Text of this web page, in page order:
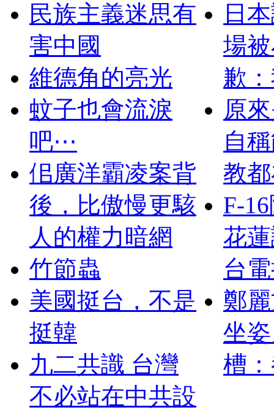
民族主義迷思有
害中國
維德角的亮光
蚊子也會流淚
吧⋯
佀廣洋霸凌案背
後，比傲慢更駭
人的權力暗網
竹節蟲
美國挺台，不是
挺韓
九二共識 台灣
不必站在中共設
日
場
歉
原
自
教
F-
花
台
鄭
坐
槽